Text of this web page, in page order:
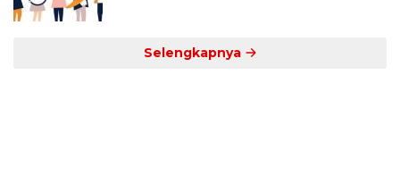
Selengkapnya